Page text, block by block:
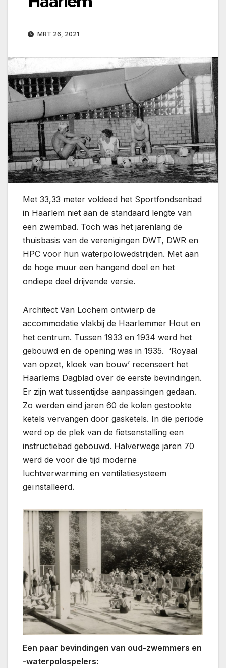
MRT 26, 2021
Met 33,33 meter voldeed het Sportfondsenbad
in Haarlem niet aan de standaard lengte van
een zwembad. Toch was het jarenlang de
thuisbasis van de verenigingen DWT, DWR en
HPC voor hun waterpolowedstrijden. Met aan
de hoge muur een hangend doel en het
ondiepe deel drijvende versie.
Architect Van Lochem ontwierp de
accommodatie vlakbij de Haarlemmer Hout en
het centrum. Tussen 1933 en 1934 werd het
gebouwd en de opening was in 1935. ‘Royaal
van opzet, kloek van bouw’ recenseert het
Haarlems Dagblad over de eerste bevindingen.
Er zijn wat tussentijdse aanpassingen gedaan.
Zo werden eind jaren 60 de kolen gestookte
ketels vervangen door gasketels. In die periode
werd op de plek van de fietsenstalling een
instructiebad gebouwd. Halverwege jaren 70
werd de voor die tijd moderne
luchtverwarming en ventilatiesysteem
geïnstalleerd.
Een paar bevindingen van oud-zwemmers en
-waterpolospelers: